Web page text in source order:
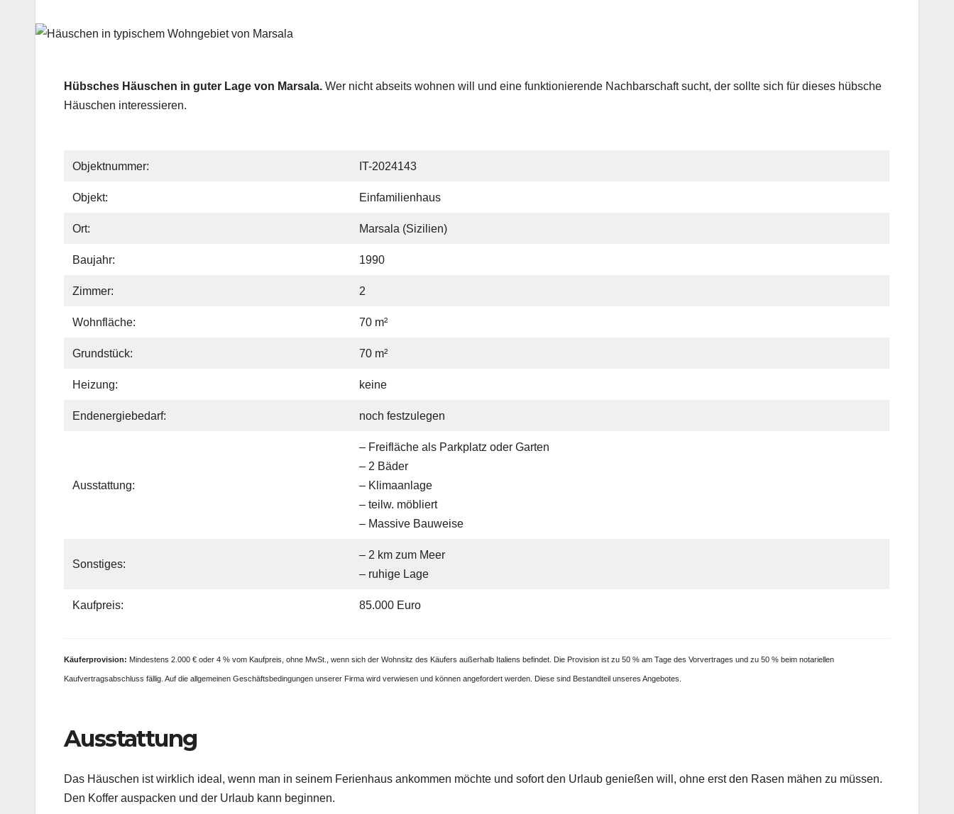
Hübsches Häuschen in guter Lage von Marsala. Wer nicht abseits wohnen will und eine funktionierende Nachbarschaft sucht, der sollte sich für dieses hübsche
Häuschen interessieren.
Objektnummer: IT-2024143
Objekt: Einfamilienhaus
Ort: Marsala (Sizilien)
Baujahr: 1990
Zimmer: 2
Wohnfläche: 70 m²
Grundstück: 70 m²
Heizung: keine
Endenergiebedarf: noch festzulegen
Ausstattung:
– Freifläche als Parkplatz oder Garten
– 2 Bäder
– Klimaanlage
– teilw. möbliert
– Massive Bauweise
Sonstiges:
– 2 km zum Meer
– ruhige Lage
Kaufpreis: 85.000 Euro
Käuferprovision: Mindestens 2.000 € oder 4 % vom Kaufpreis, ohne MwSt., wenn sich der Wohnsitz des Käufers außerhalb Italiens befindet. Die Provision ist zu 50 % am Tage des Vorvertrages und zu 50 % beim notariellen
Kaufvertragsabschluss fällig. Auf die allgemeinen Geschäftsbedingungen unserer Firma wird verwiesen und können angefordert werden. Diese sind Bestandteil unseres Angebotes.
Ausstattung
Das Häuschen ist wirklich ideal, wenn man in seinem Ferienhaus ankommen möchte und sofort den Urlaub genießen will, ohne erst den Rasen mähen zu müssen.
Den Koffer auspacken und der Urlaub kann beginnen.